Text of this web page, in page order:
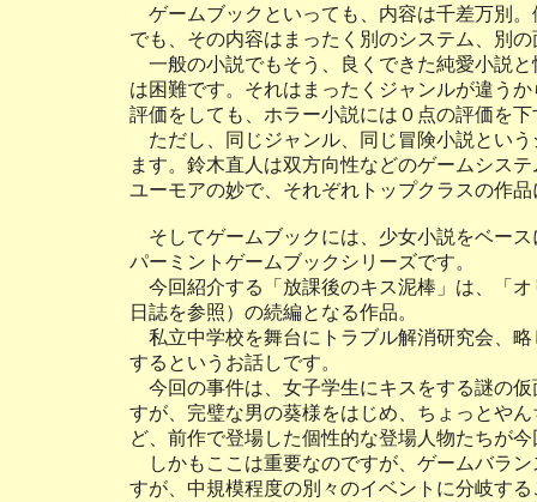
ゲームブックといっても、内容は千差万別
でも、その内容はまったく別のシステム、別
一般の小説でもそう、良くできた純愛小説
は困難です。それはまったくジャンルが違う
評価をしても、ホラー小説には０点の評価を
ただし、同じジャンル、同じ冒険小説とい
ます。鈴木直人は双方向性などのゲームシス
ユーモアの妙で、それぞれトップクラスの作
そしてゲームブックには、少女小説をベー
パーミントゲームブックシリーズです。
今回紹介する「放課後のキス泥棒」は、「オ
日誌を参照）の続編となる作品。
私立中学校を舞台にトラブル解消研究会、
するというお話しです。
今回の事件は、女子学生にキスをする謎の
すが、完璧な男の葵様をはじめ、ちょっとや
ど、前作で登場した個性的な登場人物たちが
しかもここは重要なのですが、ゲームバラ
すが、中規模程度の別々のイベントに分岐す